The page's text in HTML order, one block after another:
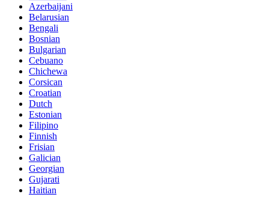
Azerbaijani
Belarusian
Bengali
Bosnian
Bulgarian
Cebuano
Chichewa
Corsican
Croatian
Dutch
Estonian
Filipino
Finnish
Frisian
Galician
Georgian
Gujarati
Haitian